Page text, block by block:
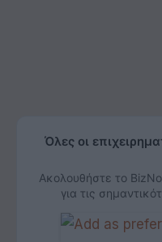
Όλες οι
Ακολουθήστε το
για τις